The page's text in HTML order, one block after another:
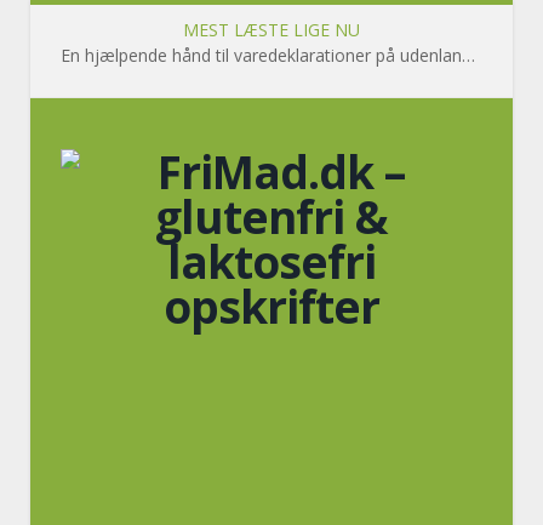
MEST LÆSTE LIGE NU
En hjælpende hånd til varedeklarationer på udenlandsk